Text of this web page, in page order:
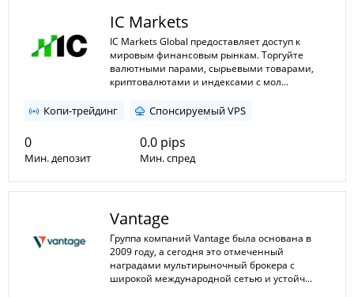
Макс. плечо
IC Markets
IC Markets Global предоставляет доступ к
мировым финансовым рынкам. Торгуйте
валютными парами, сырьевыми товарами,
криптовалютами и индексами с мол...
Копи-трейдинг Спонсируемый VPS
0
Мин. депозит
0.0 pips
Мин. спред
Макс. плечо
Vantage
Группа компаний Vantage была основана в
2009 году, а сегодня это отмеченный
наградами мультирыночный брокера с
широкой международной сетью и устойч...